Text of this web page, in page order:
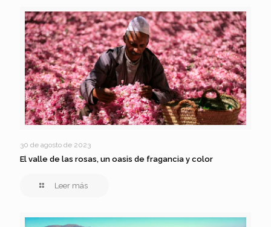
30 de agosto de 2023
El valle de las rosas, un oasis de fragancia y color
Leer más